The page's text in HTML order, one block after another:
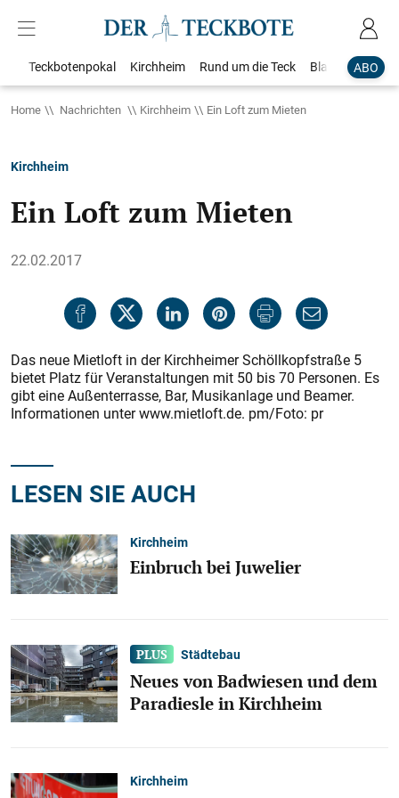
ABO
Teckbotenpokal Kirchheim Rund um die Teck Blaulicht
Home Nachrichten Kirchheim Ein Loft zum Mieten
Kirchheim
Ein Loft zum Mieten
22.02.2017
Das neue Mietloft in der Kirchheimer Schöllkopfstraße 5
bietet Platz für Veranstaltungen mit 50 bis 70 Personen. Es
gibt eine Außenterrasse, Bar, Musikanlage und Beamer.
Informationen unter www.mietloft.de. pm/Foto: pr
LESEN SIE AUCH
Kirchheim
Einbruch bei Juwelier
Städtebau
Neues von Badwiesen und dem
Paradiesle in Kirchheim
Kirchheim